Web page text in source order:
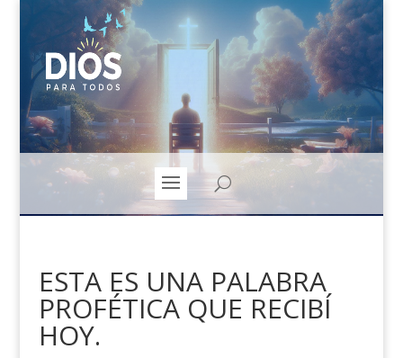
ESTA ES UNA PALABRA
PROFÉTICA QUE RECIBÍ
HOY.